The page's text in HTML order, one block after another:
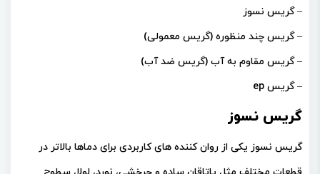
– گریس نسوز
– گریس چند منظوره (گریس معمولی)
– گریس مقاوم به آب (گریس ضد آب)
– گریس ep
گریس نسوز
گریس نسوز یکی از روان کننده های کاربردی برای دماها بالاتر در